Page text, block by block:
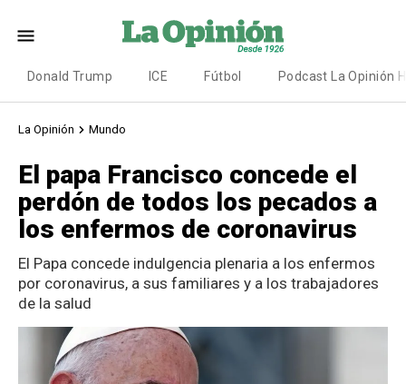
Donald Trump ICE Fútbol Podcast La Opinión
La Opinión Mundo
El papa Francisco concede el
perdón de todos los pecados a
los enfermos de coronavirus
El Papa concede indulgencia plenaria a los enfermos
por coronavirus, a sus familiares y a los trabajadores
de la salud